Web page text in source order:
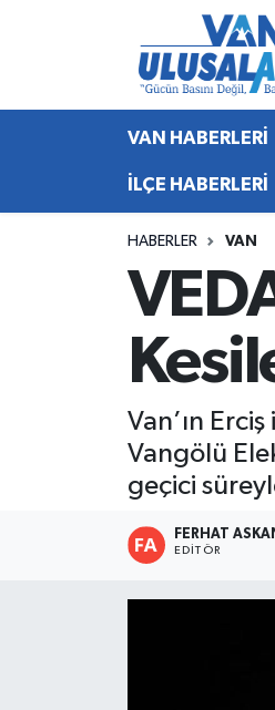
VAN HABERLERİ
İLÇE HABERLERİ
HABERLER VAN
Van’ın
Vangölü
geçici
FERHAT
EDITÖR
Van Nöbetçi Eczaneler
Van Hava Durumu
Van Namaz Vakitleri
Süper Lig Puan Durumu
Tüm Manşetler
Son Dakika Haberleri
Haber Arşivi